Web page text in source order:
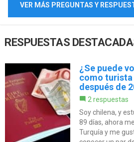
VER MÁS PREGUNTAS Y
RESPUESTAS
¿Se puede
como turista
después de
2 respuestas
Soy chilena, y
89 días, ahora
Turquía y me